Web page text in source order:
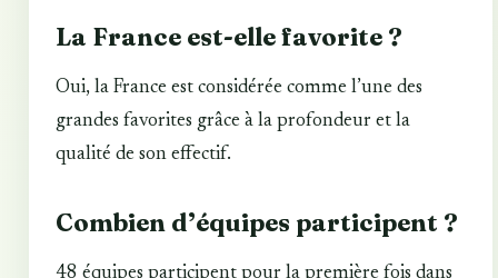
La France est-elle favorite ?
Oui, la France est considérée comme l’une des
grandes favorites grâce à la profondeur et la
qualité de son effectif.
Combien d’équipes participent ?
48 équipes participent pour la première fois dans